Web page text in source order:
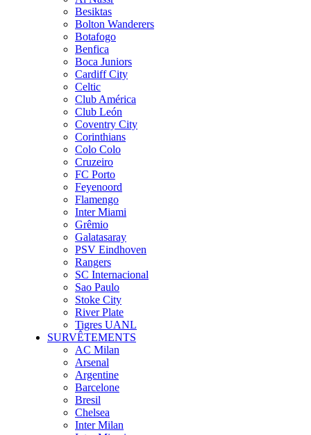
Besiktas
Bolton Wanderers
Botafogo
Benfica
Boca Juniors
Cardiff City
Celtic
Club América
Club León
Coventry City
Corinthians
Colo Colo
Cruzeiro
FC Porto
Feyenoord
Flamengo
Inter Miami
Grêmio
Galatasaray
PSV Eindhoven
Rangers
SC Internacional
Sao Paulo
Stoke City
River Plate
Tigres UANL
SURVÊTEMENTS
AC Milan
Arsenal
Argentine
Barcelone
Bresil
Chelsea
Inter Milan